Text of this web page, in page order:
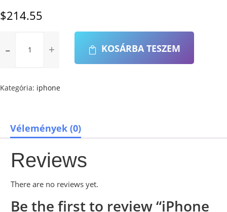
$214.55
5s
mennyiség
KOSÁRBA TESZEM
Kategória: iphone
Vélemények (0)
Reviews
There are no reviews yet.
Be the first to review “iPhone